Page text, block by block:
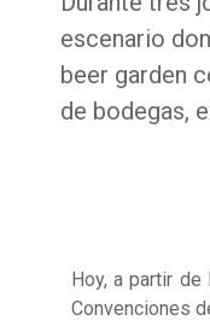
escenario
beer garden
de bodegas,
Hoy, a partir
Convenciones